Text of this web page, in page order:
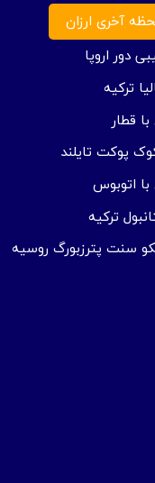
دور اروپا
ترکیه
ترکیه
سنت پترزبورگ روسیه
قطار
پوکت تایلند
با اتوبوس
آخری ارزان